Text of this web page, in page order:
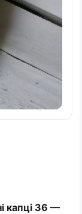
капці 36 —